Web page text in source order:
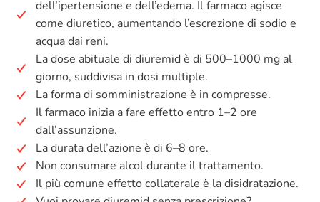
dell’ipertensione e dell’edema. Il farmaco agisce
come diuretico, aumentando l’escrezione di sodio e
acqua dai reni.
La dose abituale di diuremid è di 500–1000 mg al
giorno, suddivisa in dosi multiple.
La forma di somministrazione è in compresse.
Il farmaco inizia a fare effetto entro 1–2 ore
dall’assunzione.
La durata dell’azione è di 6–8 ore.
Non consumare alcol durante il trattamento.
Il più comune effetto collaterale è la disidratazione.